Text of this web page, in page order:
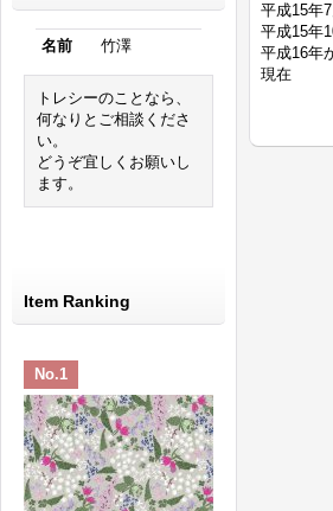
名前 竹澤
トレシーのことなら、
何なりとご相談くださ
い。
どうぞ宜しくお願いし
ます。
Item Ranking
No.1
平成15年7
平成15年
平成16年
現在